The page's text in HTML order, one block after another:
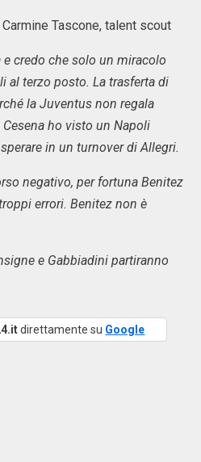
Tascone, talent scout
e credo che solo un miracolo
al terzo posto. La trasferta di
la Juventus non regala
ho visto un Napoli
in un turnover di Allegri.
negativo, per fortuna Benitez
errori. Benitez non è
e Gabbiadini partiranno
direttamente su Google